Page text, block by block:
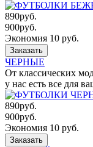
890руб.
900руб.
Экономия 10 руб.
Заказать
ЧЕРНЫЕ
От классических
у нас есть все для
890руб.
900руб.
Экономия 10 руб.
Заказать